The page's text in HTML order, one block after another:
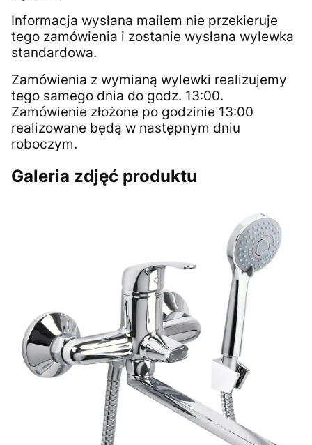
Informacja wysłana mailem nie przekieruje
tego zamówienia i zostanie wysłana wylewka
standardowa.
Zamówienia z wymianą wylewki realizujemy
tego samego dnia do godz. 13:00.
Zamówienie złożone po godzinie 13:00
realizowane będą w następnym dniu
roboczym.
Galeria zdjęć produktu